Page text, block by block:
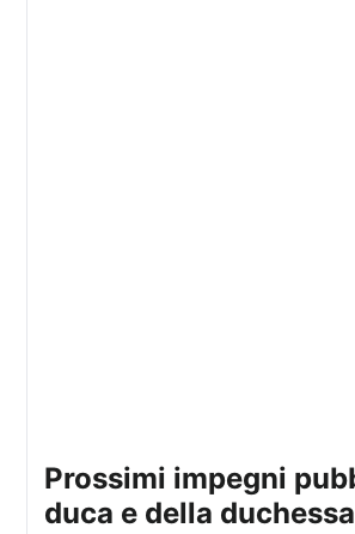
prossimi impegni pubblici del
duca e della duchessa